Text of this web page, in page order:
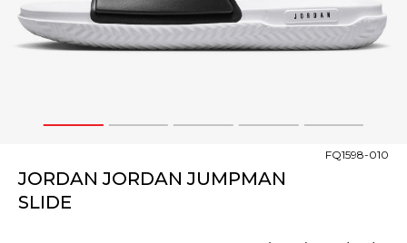
1 2 3 4 5
JORDAN JORDAN JUMPMAN
SLIDE
FQ1598-010